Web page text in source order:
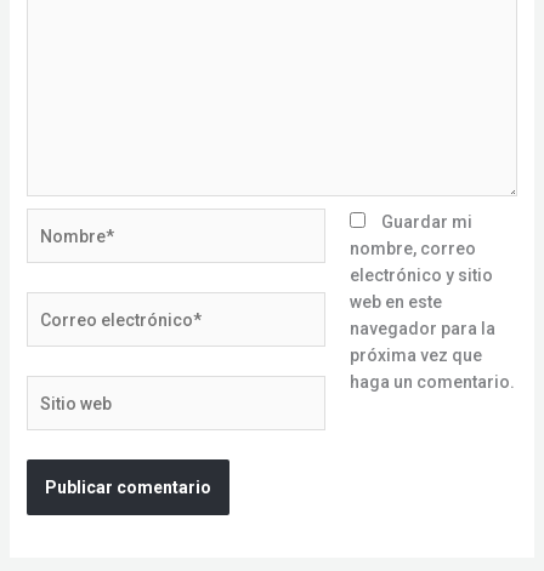
electrónico*
web
Guardar mi
nombre, correo
electrónico y sitio
web en este
navegador para la
próxima vez que
haga un comentario.